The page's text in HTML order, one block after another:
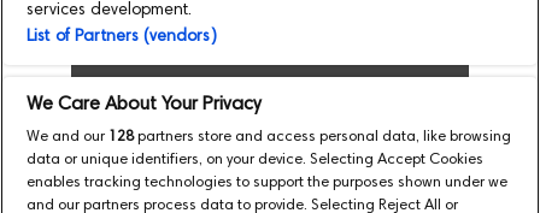
services development.
List of Partners (vendors)
We Care About Your Privacy
We and our 128partners store and access personal data, like browsing
data or unique identifiers, on your device. Selecting Accept Cookies
enables tracking technologies to support the purposes shown under we
and our partners process data to provide. Selecting Reject All or